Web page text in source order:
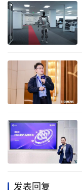
发表回复